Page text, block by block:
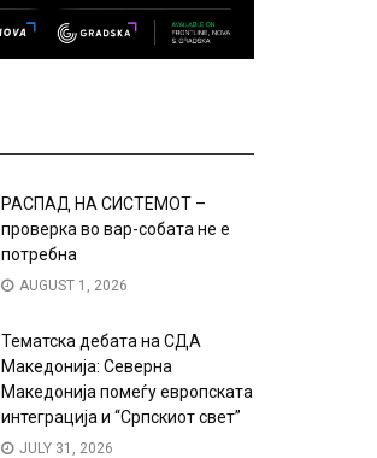
РАСПАД НА СИСТЕМОТ –
проверка во вар-собата не е
потребна
AUGUST 1, 2026
Тематска дебата на СДА
Македонија: Северна
Македонија помеѓу европската
интеграција и “Српскиот свет”
JULY 31, 2026